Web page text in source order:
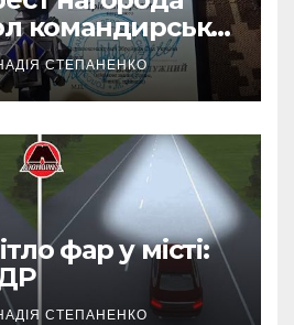
командирської
СТЕПАНЕНКО
фар у місті:
СТЕПАНЕНКО